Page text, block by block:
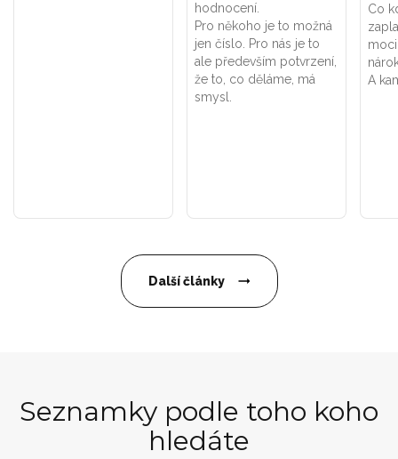
hodnocení.
Pro někoho je to možná
jen číslo. Pro nás je to
ale především potvrzení,
že to, co děláme, má
smysl.
Co
A
Další články
Seznamky podle toho koho
hledáte